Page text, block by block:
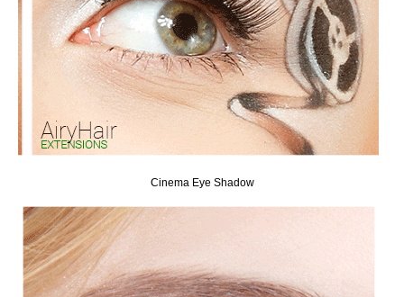
Cinema Eye Shadow